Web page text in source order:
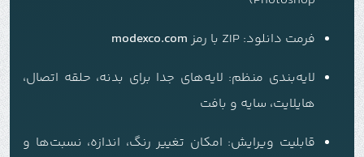
فرمت دانلود:
modexco.com
لایه‌بندی منظم: لایه‌های جدا برای بدنه، حلقه اتصال،
هایلایت، سایه و بافت
قابلیت ویرایش: امکان تغییر رنگ، اندازه، نسبت‌ها و